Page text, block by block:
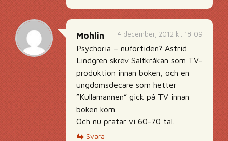
4 december, 2012 kl. 18:09
Mohlin
Psychoria – nuförtiden? Astrid
Lindgren skrev Saltkråkan som TV-
produktion innan boken, och en
ungdomsdecare som hetter
”Kullamannen” gick på TV innan
boken kom.
Och nu pratar vi 60-70 tal.
Svara